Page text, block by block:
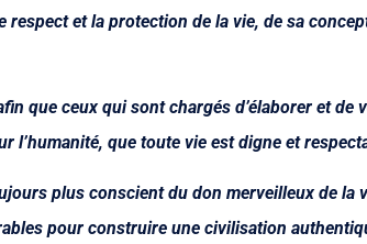
et la protection de la vie, de sa
que ceux qui sont chargés d’élaborer et de
l’humanité, que toute vie est digne et
plus conscient du don merveilleux de la
pour construire une civilisation